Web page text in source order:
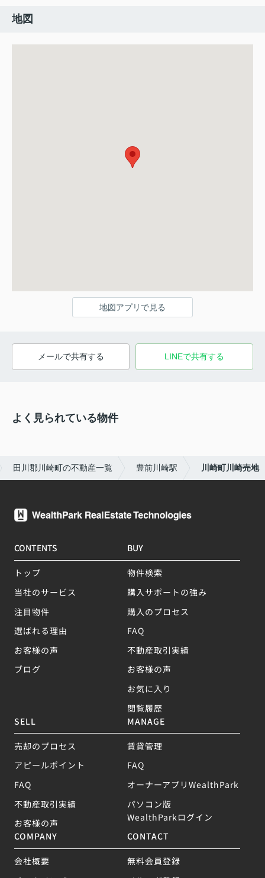
地図
地図アプリで見る
メールで共有する LINEで共有する
よく見られている物件
田川郡川崎町の不動産一覧 豊前川崎駅 川崎町川崎売地
CONTENTS
トップ
当社のサービス
注目物件
選ばれる理由
お客様の声
ブログ
BUY
物件検索
購入サポートの強み
購入のプロセス
FAQ
不動産取引実績
お客様の声
お気に入り
閲覧履歴
SELL
売却のプロセス
アピールポイント
FAQ
不動産取引実績
お客様の声
MANAGE
賃貸管理
FAQ
オーナーアプリWealthPark
パソコン版
WealthParkログイン
COMPANY
会社概要
CONTACT
無料会員登録